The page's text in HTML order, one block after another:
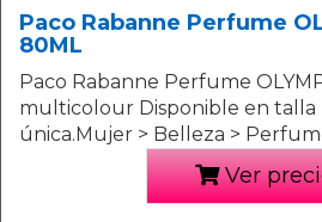
Paco Rabanne Perfume
80ML
Paco Rabanne Perfume
multicolour Disponible en talla
única.Mujer > Belleza >
Ver